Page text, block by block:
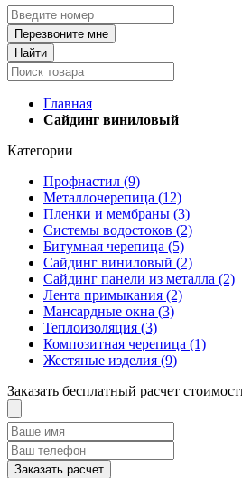
Главная
Сайдинг виниловый
Категории
Профнастил (9)
Металлочерепица (12)
Пленки и мембраны (3)
Системы водостоков (2)
Битумная черепица (5)
Сайдинг виниловый (2)
Сайдинг панели из металла (2)
Лента примыкания (2)
Мансардные окна (3)
Теплоизоляция (3)
Композитная черепица (1)
Жестяные изделия (9)
Заказать бесплатный расчет
Заказать расчет